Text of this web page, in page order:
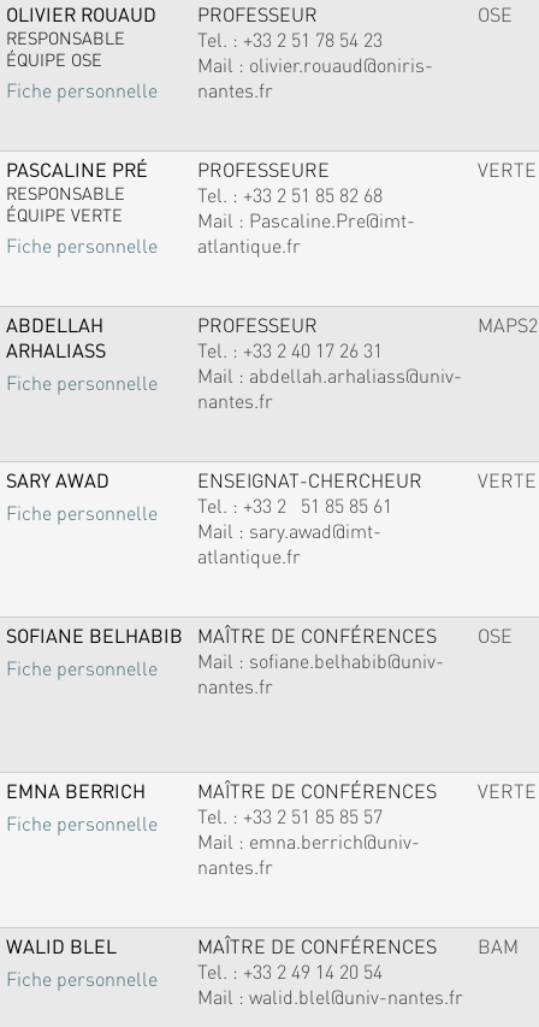
OLIVIER ROUAUD
RESPONSABLE
ÉQUIPE OSE
Fiche personnelle
PROFESSEUR
Tel. : +33 2 51 78 54 23
Mail : olivier.rouaud@oniris-
nantes.fr
OSE
PASCALINE PRÉ
RESPONSABLE
ÉQUIPE VERTE
Fiche personnelle
PROFESSEURE
Tel. : +33 2 51 85 82 68
Mail : Pascaline.Pre@imt-
atlantique.fr
VERTE
ABDELLAH
ARHALIASS
Fiche personnelle
PROFESSEUR
Tel. : +33 2 40 17 26 31
Mail : abdellah.arhaliass@univ-
nantes.fr
MAPS2
SARY AWAD
Fiche personnelle
ENSEIGNAT-CHERCHEUR
Tel. : +33 2 51 85 85 61
Mail : sary.awad@imt-
atlantique.fr
VERTE
SOFIANE BELHABIB
Fiche personnelle
MAÎTRE DE CONFÉRENCES
Mail : sofiane.belhabib@univ-
nantes.fr
OSE
EMNA BERRICH
Fiche personnelle
MAÎTRE DE CONFÉRENCES
Tel. : +33 2 51 85 85 57
Mail : emna.berrich@univ-
nantes.fr
VERTE
WALID BLEL
Fiche personnelle
MAÎTRE DE CONFÉRENCES
Tel. : +33 2 49 14 20 54
Mail : walid.blel@univ-nantes.fr
BAM